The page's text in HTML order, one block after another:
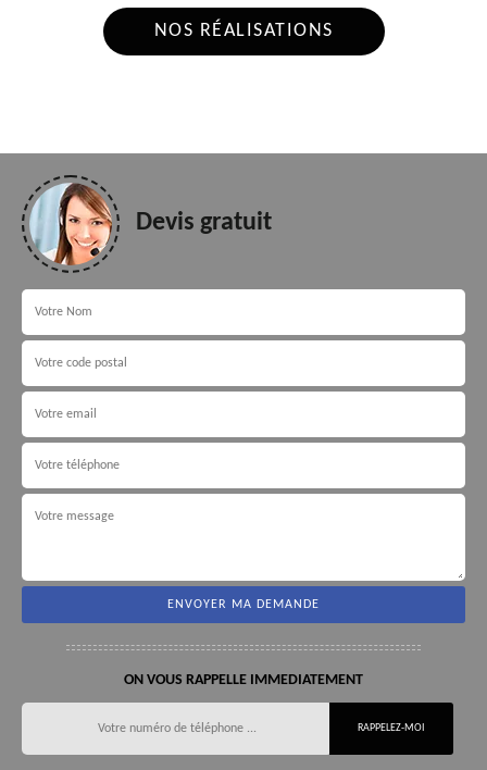
NOS RÉALISATIONS
Devis gratuit
ON VOUS RAPPELLE IMMEDIATEMENT